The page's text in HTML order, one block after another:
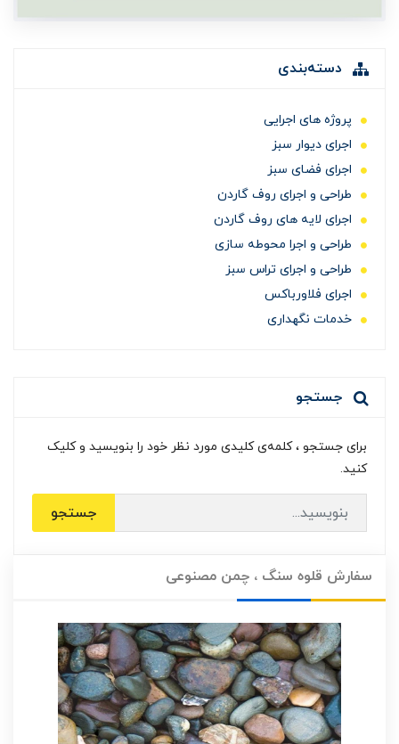
دسته‌بندی
پروژه های اجرایی
اجرای دیوار سبز
اجرای فضای سبز
طراحی و اجرای روف گاردن
اجرای لایه های روف گاردن
طراحی و اجرا محوطه سازی
طراحی و اجرای تراس سبز
اجرای فلاورباکس
خدمات نگهداری
جستجو
برای جستجو ، کلمه‌ی کلیدی مورد نظر خود را بنویسید و کلیک
کنید.
جستجو
سفارش قلوه سنگ ، چمن مصنوعی